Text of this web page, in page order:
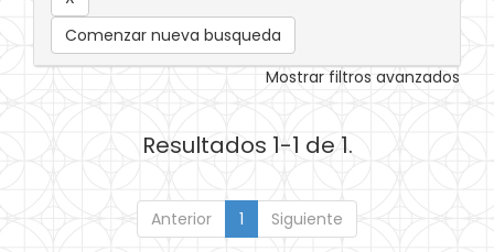
Comenzar nueva busqueda
Mostrar filtros avanzados
Resultados 1-1 de 1.
Anterior 1 Siguiente